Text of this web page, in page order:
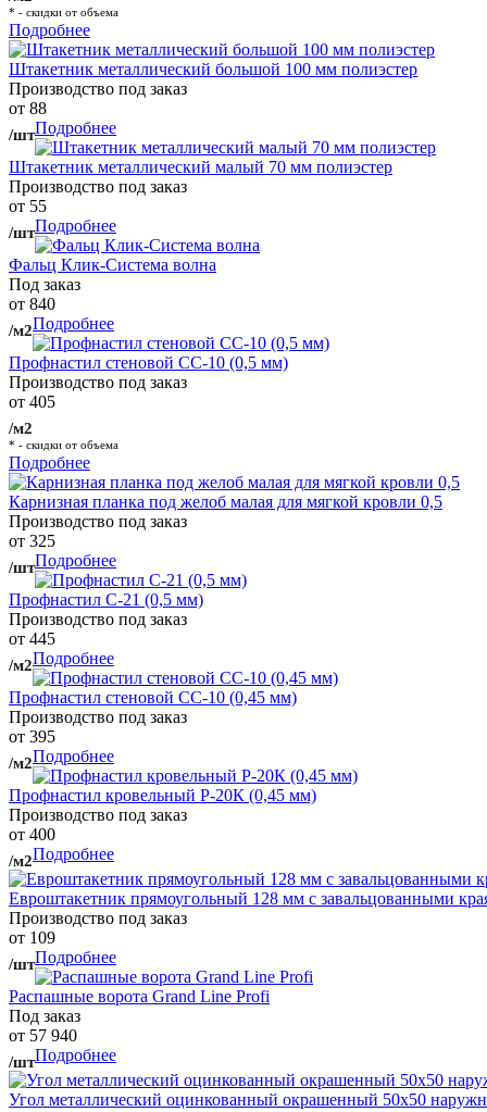
* - скидки от объема
Подробнее
Штакетник металлический большой 100 мм полиэстер
Производство под заказ
от 88
/штПодробнее
Штакетник металлический малый 70 мм полиэстер
Производство под заказ
от 55
/штПодробнее
Фальц Клик-Система волна
Под заказ
от 840
/м2Подробнее
Профнастил стеновой СС-10 (0,5 мм)
Производство под заказ
от 405
/м2
* - скидки от объема
Подробнее
Карнизная планка под желоб малая для мягкой кровли 0,5
Производство под заказ
от 325
/штПодробнее
Профнастил С-21 (0,5 мм)
Производство под заказ
от 445
/м2Подробнее
Профнастил стеновой СС-10 (0,45 мм)
Производство под заказ
от 395
/м2Подробнее
Профнастил кровельный Р-20К (0,45 мм)
Производство под заказ
от 400
/м2Подробнее
Евроштакетник прямоугольный 128 мм с завальцованными
Производство под заказ
от 109
/штПодробнее
Распашные ворота Grand Line Profi
Под заказ
от 57 940
/штПодробнее
Угол металлический оцинкованный окрашенный 50х50